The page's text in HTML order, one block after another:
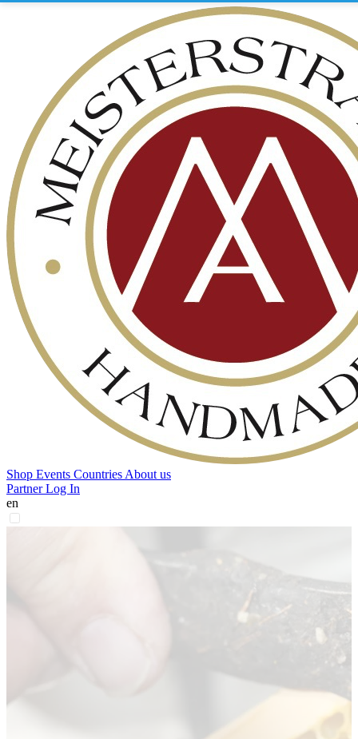
Shop Events Countries About us
Partner Log In
en